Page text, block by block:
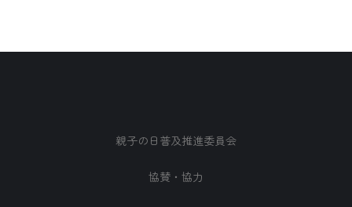
親子の日普及推進委員会
協賛・協力